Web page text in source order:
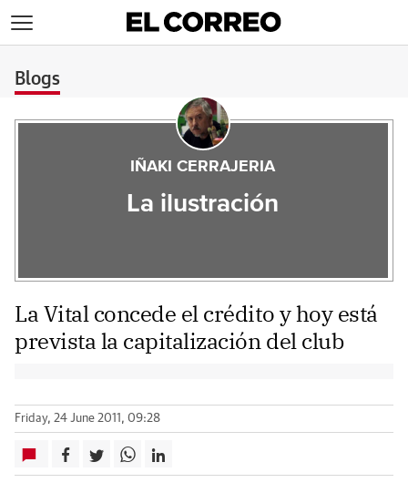
Blogs
IÑAKI CERRAJERIA
La ilustración
La Vital concede el crédito y hoy está
prevista la capitalización del club
Friday, 24 June 2011, 09:28